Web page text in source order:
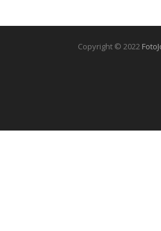
Copyright © 2022